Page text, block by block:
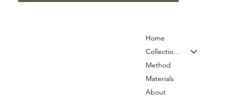
Home
Collection & Prices
Method
Materials
About